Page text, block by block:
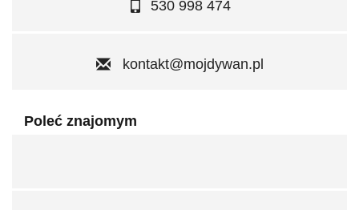
530 998 474
kontakt@mojdywan.pl
Poleć znajomym